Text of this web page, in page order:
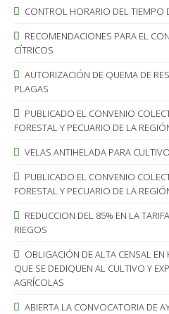
CONTROL HORARIO DEL TIEMPO
RECOMENDACIONES PARA EL
CÍTRICOS
AUTORIZACIÓN DE QUEMA DE
PLAGAS
PUBLICADO EL CONVENIO
FORESTAL Y PECUARIO DE LA
VELAS ANTIHELADA PARA
PUBLICADO EL CONVENIO
FORESTAL Y PECUARIO DE LA
REDUCCION DEL 85% EN LA
RIEGOS
OBLIGACIÓN DE ALTA CENSAL
QUE SE DEDIQUEN AL CULTIVO Y
AGRÍCOLAS
ABIERTA LA CONVOCATORIA DE